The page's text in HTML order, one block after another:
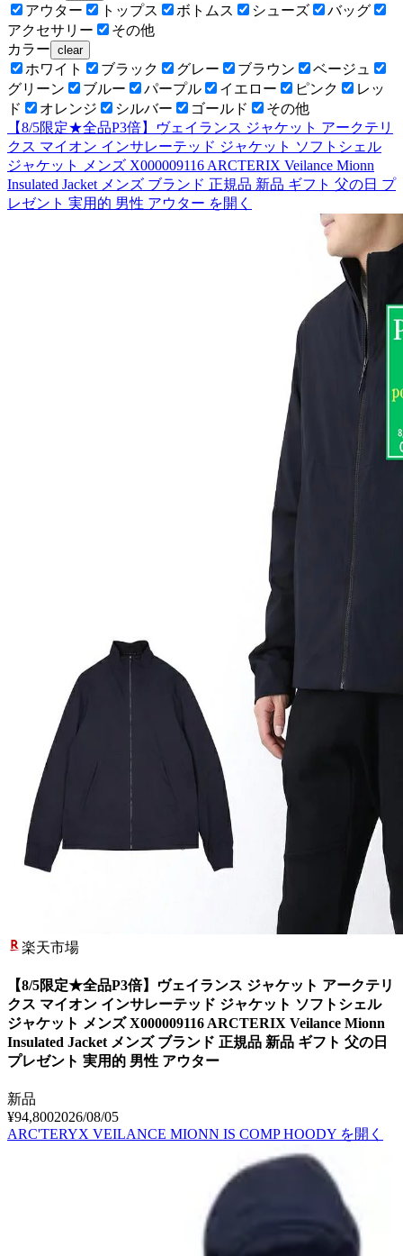
アウター トップス ボトムス シューズ
バッグ
アクセサリー
その他
カラー clear
ホワイト ブラック グレー ブラウン
ベージュ
グリーン
ブルー パープル イエロー ピンク
レッ
ド
オレンジ シルバー ゴールド
その他
【8/5限定★全品P3倍】ヴェイランス ジャケット アークテリ
クス マイオン インサレーテッド ジャケット ソフトシェル
ジャケット メンズ X000009116 ARCTERIX Veilance Mionn
Insulated Jacket メンズ ブランド 正規品 新品 ギフト 父の日 プ
レゼント 実用的 男性 アウター を開く
楽天市場
【8/5限定★全品P3倍】ヴェイランス ジャケット アークテリ
クス マイオン インサレーテッド ジャケット ソフトシェル
ジャケット メンズ X000009116 ARCTERIX Veilance Mionn
Insulated Jacket メンズ ブランド 正規品 新品 ギフト 父の日
プレゼント 実用的 男性 アウター
新品
¥94,8002026/08/05
ARC'TERYX VEILANCE MIONN IS COMP HOODY を開く